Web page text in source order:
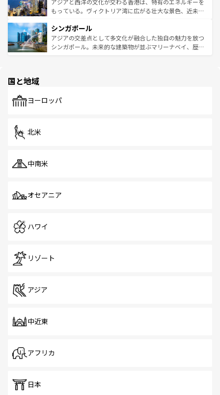
が旅行者を迎えてくれるので、きっと忘れられない旅にな
参照してほしい。
いビーチでリゾート気分を楽しむことができる。タイ料理
激する。気候は一年中温暖で、どの季節にも異なる楽しみ
が待っている。親しみやすいタイの人々、仏教を中心とし
た文化、そして多様な観光資源が、訪れる旅人を魅了し続
アジアと西洋の文化が交わる香港は、特有のエネルギーを
もっている。ヴィクトリア湾に広がる壮大な景色、近未来
み、どこを訪れても感動するはず。観光スポットが密集し
ており、効率よく見どころを回れるのも魅力。息をのむよ
うな絶景から文化的な体験まで、香港を存分に楽しみ尽く
シンガポール
アジアの交差点として多文化が融合した独自の魅力を放つ
シンガポール。未来的な建築物が並ぶマリーナベイ、歴史
で、ホーカーズは地元の風情を楽しめる外せないスポット
国と地域
ヨーロッパ
北米
中南米
オセアニア
ハワイ
リゾート
アジア
中近東
アフリカ
日本